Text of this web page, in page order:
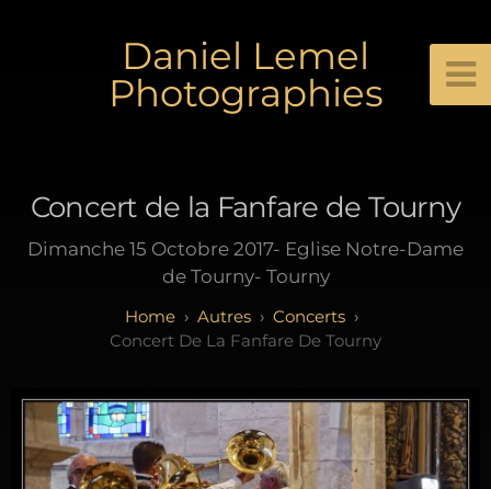
Daniel Lemel
Photographies
Concert de la Fanfare de Tourny
Dimanche 15 Octobre 2017- Eglise Notre-Dame
de Tourny- Tourny
Autres
Concerts
Concert De La Fanfare De Tourny